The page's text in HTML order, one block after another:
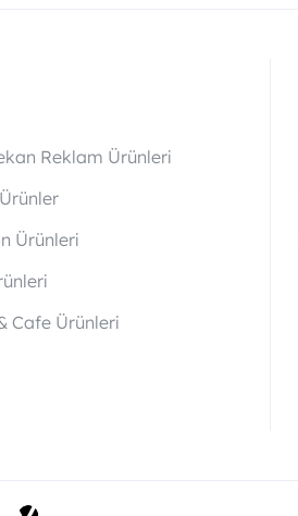
Reklam Ürünleri
Ürünleri
Cafe Ürünleri